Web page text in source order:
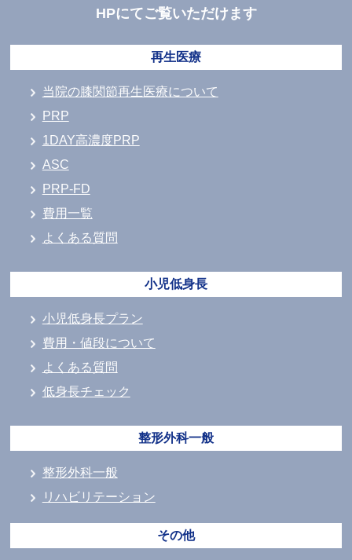
HPにてご覧いただけます
再生医療
当院の膝関節再生医療について
PRP
1DAY高濃度PRP
ASC
PRP-FD
費用一覧
よくある質問
小児低身長
小児低身長プラン
費用・値段について
よくある質問
低身長チェック
整形外科一般
整形外科一般
リハビリテーション
その他